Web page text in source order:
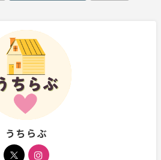
うちらぶ